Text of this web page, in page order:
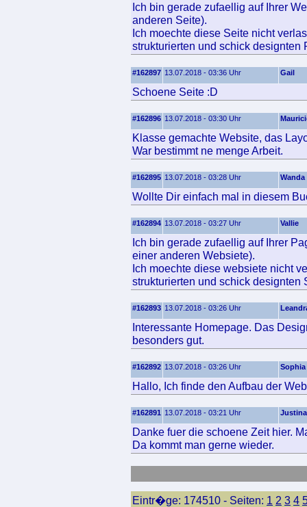
Ich bin gerade zufaellig auf Ihrer
anderen Seite).
Ich moechte diese Seite nicht
strukturierten und schick designten
#162897 13.07.2018 - 03:36 Uhr Gail
Schoene Seite :D
#162896 13.07.2018 - 03:30 Uhr
Klasse gemachte Website, das
War bestimmt ne menge Arbeit.
#162895 13.07.2018 - 03:28 Uhr Wanda
Wollte Dir einfach mal in diesem
#162894 13.07.2018 - 03:27 Uhr Vallie
Ich bin gerade zufaellig auf Ihrer
einer anderen Websiete).
Ich moechte diese websiete nicht
strukturierten und schick designten
#162893 13.07.2018 - 03:26 Uhr
Interessante Homepage. Das
besonders gut.
#162892 13.07.2018 - 03:26 Uhr Sophia
Hallo, Ich finde den Aufbau der
#162891 13.07.2018 - 03:21 Uhr Justina
Danke fuer die schoene Zeit hier.
Da kommt man gerne wieder.
Eintr�ge: 174510 - Seiten: 1 2 3 4